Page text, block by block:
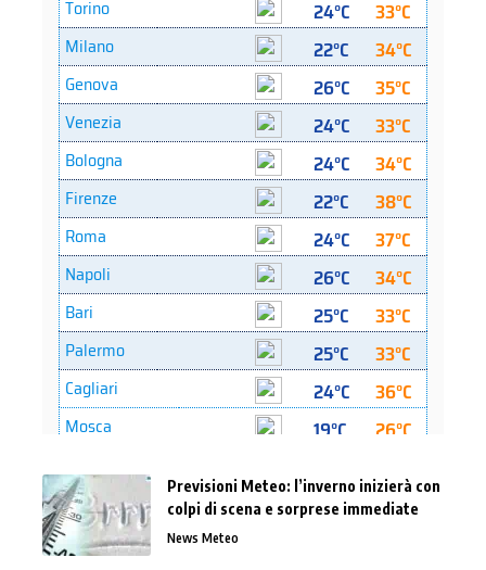
Previsioni Meteo: l’inverno inizierà con
colpi di scena e sorprese immediate
News Meteo